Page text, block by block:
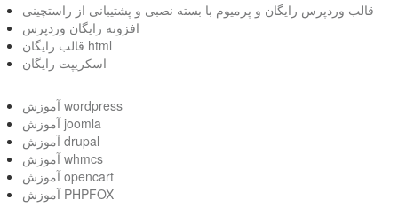
قالب وردپرس رایگان و پرمیوم با بسته نصبی و پشتیبانی از راستچینی
افزونه رایگان وردپرس
قالب رایگان html
اسکریپت رایگان
آموزش wordpress
آموزش joomla
آموزش drupal
آموزش whmcs
آموزش opencart
آموزش PHPFOX